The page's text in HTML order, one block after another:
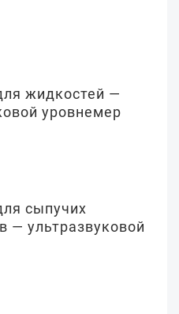
жидкостей —
уровнемер
сыпучих
— ультразвуковой